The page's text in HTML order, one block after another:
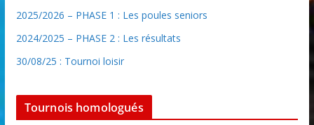
2025/2026 – PHASE 1 : Les poules seniors
2024/2025 – PHASE 2 : Les résultats
30/08/25 : Tournoi loisir
Tournois homologués